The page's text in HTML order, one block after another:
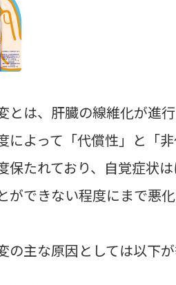
とは、肝臓の線維化が進
によって「代償性」と「
保たれており、自覚症状
ができない程度にまで悪
の主な原因としては以下